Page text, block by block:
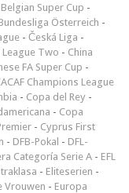
Belgian Super Cup -
Österreich -
- Česká Liga -
League Two - China
FA Super Cup -
Champions League
- Copa del Rey -
- Copa
- Cyprus First
- DFB-Pokal - DFL-
Categoría Serie A - EFL
- Eliteserien -
Vrouwen - Europa